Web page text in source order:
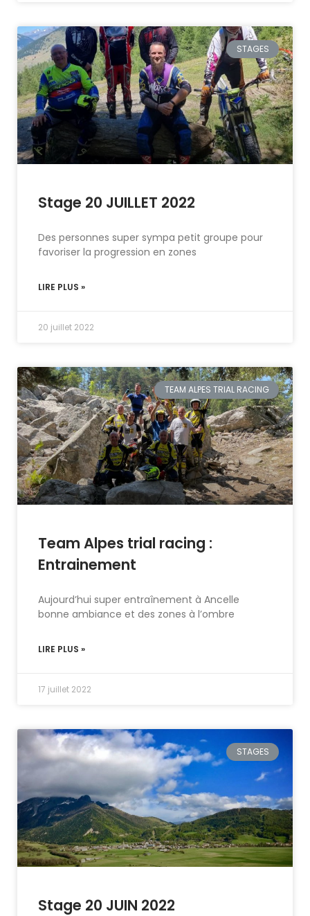
STAGES
Stage 20 JUILLET 2022
Des personnes super sympa petit groupe pour
favoriser la progression en zones
LIRE PLUS »
20 juillet 2022
TEAM ALPES TRIAL RACING
Team Alpes trial racing :
Entrainement
Aujourd’hui super entraînement à Ancelle
bonne ambiance et des zones à l’ombre
LIRE PLUS »
17 juillet 2022
STAGES
Stage 20 JUIN 2022